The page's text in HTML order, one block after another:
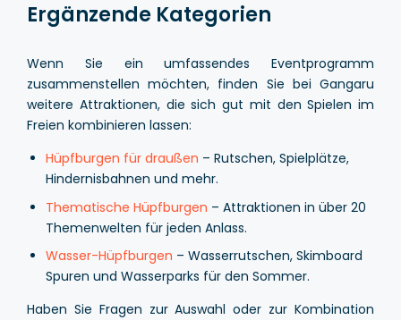
Ergänzende Kategorien
Wenn Sie ein umfassendes Eventprogramm
zusammenstellen möchten, finden Sie bei Gangaru
weitere Attraktionen, die sich gut mit den Spielen im
Freien kombinieren lassen:
Hüpfburgen für draußen – Rutschen, Spielplätze,
Hindernisbahnen und mehr.
Thematische Hüpfburgen – Attraktionen in über 20
Themenwelten für jeden Anlass.
Wasser-Hüpfburgen – Wasserrutschen, Skimboard
Spuren und Wasserparks für den Sommer.
Haben Sie Fragen zur Auswahl oder zur Kombination